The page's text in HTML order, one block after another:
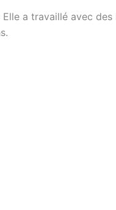
a travaillé avec